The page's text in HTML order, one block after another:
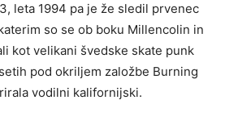
leta 1994 pa je že sledil prvenec
so se ob boku Millencolin in
kot velikani švedske skate punk
pod okriljem založbe Burning
vodilni kalifornijski.